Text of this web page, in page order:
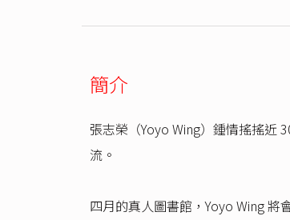
簡介
張志榮（Yoyo Wing）鍾情搖搖近
流。
四月的真人圖書館，Yoyo Wing